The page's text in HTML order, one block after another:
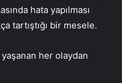
hata yapılması
tartıştığı bir mesele.
her olaydan